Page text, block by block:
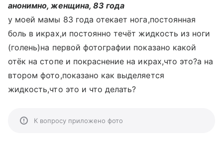
анонимно, женщина, 83 года
у моей мамы 83 года отекает нога,постоянная
боль в икрах,и постоянно течёт жидкость из ноги
(голень)на первой фотографии показано какой
отёк на стопе и покраснение на икрах,что это?а на
втором фото,показано как выделяется
жидкость,что это и что делать?
К вопросу приложено фото